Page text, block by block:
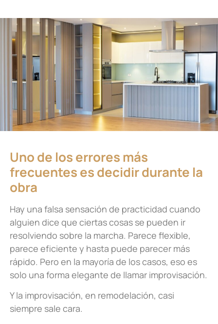
Uno de los errores más
frecuentes es decidir durante la
obra
Hay una falsa sensación de practicidad cuando
alguien dice que ciertas cosas se pueden ir
resolviendo sobre la marcha. Parece flexible,
parece eficiente y hasta puede parecer más
rápido. Pero en la mayoría de los casos, eso es
solo una forma elegante de llamar improvisación.
Y la improvisación, en remodelación, casi
siempre sale cara.